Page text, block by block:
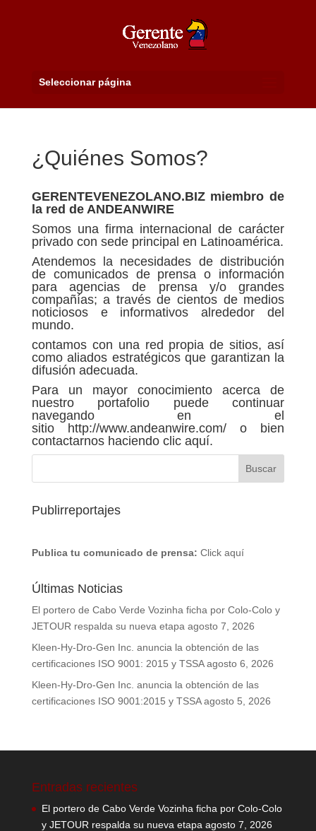
Seleccionar página
¿Quiénes Somos?
GERENTEVENEZOLANO.BIZ miembro de
la red de ANDEANWIRE
Somos una firma internacional de carácter
privado con sede principal en Latinoamérica.
Atendemos la necesidades de distribución
de comunicados de prensa o información
para agencias de prensa y/o grandes
compañías; a través de cientos de medios
noticiosos e informativos alrededor del
mundo.
contamos con una red propia de sitios, así
como aliados estratégicos que garantizan la
difusión adecuada.
Para un mayor conocimiento acerca de
nuestro portafolio puede continuar
navegando en el
sitio
http://www.andeanwire.com/o bien
contactarnos haciendo clic aquí.
Publirreportajes
Publica tu comunicado de prensa: Click aquí
Últimas Noticias
El portero de Cabo Verde Vozinha ficha por Colo-Colo y
JETOUR respalda su nueva etapa agosto 7, 2026
Kleen-Hy-Dro-Gen Inc. anuncia la obtención de las
certificaciones ISO 9001: 2015 y TSSA agosto 6, 2026
Kleen-Hy-Dro-Gen Inc. anuncia la obtención de las
certificaciones ISO 9001:2015 y TSSA agosto 5, 2026
Entradas recientes
El portero de Cabo Verde Vozinha ficha por Colo-Colo
y JETOUR respalda su nueva etapa agosto 7, 2026